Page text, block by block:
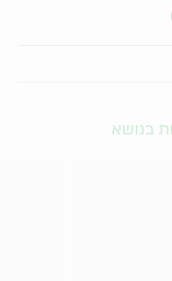
Share
Share on
Share with E-mail
בנושא